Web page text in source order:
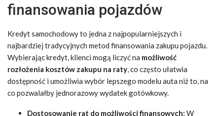
finansowania pojazdów
Kredyt samochodowy to jedna z najpopularniejszych i
najbardziej tradycyjnych metod finansowania zakupu pojazdu.
Wybierając kredyt, klienci mogą liczyć na możliwość
rozłożenia kosztów zakupu na raty, co często ułatwia
dostępność i umożliwia wybór lepszego modelu auta niż to, na
co pozwalałby jednorazowy wydatek gotówkowy.
Dostosowanie rat do możliwości finansowych: W